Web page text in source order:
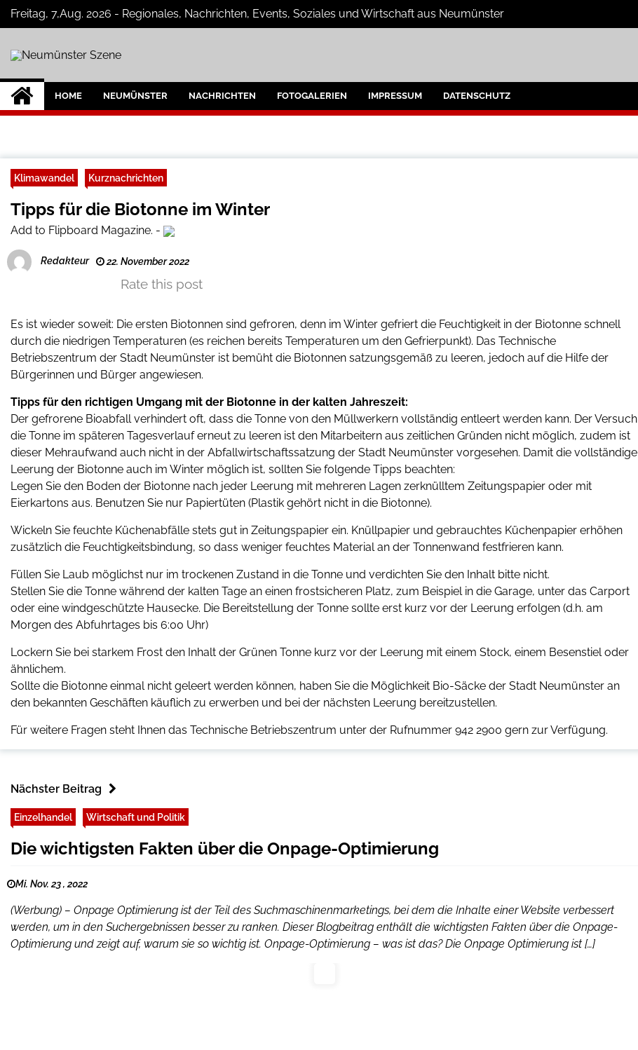
SkipFreitag, 7,Aug. 2026 - Regionales, Nachrichten, Events, Soziales und Wirtschaft aus Neumünster
Neumünster Szene
Neuigkeiten und Nachrichten aus Neumünster und Umgebung
HOME NEUMÜNSTER NACHRICHTEN FOTOGALERIEN IMPRESSUM DATENSCHUTZ
Klimawandel Kurznachrichten
Tipps für die Biotonne im Winter
Add to Flipboard Magazine. -
Redakteur 22. November 2022
Rate this post
Es ist wieder soweit: Die ersten Biotonnen sind gefroren, denn im Winter gefriert die Feuchtigkeit in der Biotonne schnell
durch die niedrigen Temperaturen (es reichen bereits Temperaturen um den Gefrierpunkt). Das Technische
Betriebszentrum der Stadt Neumünster ist bemüht die Biotonnen satzungsgemäß zu leeren, jedoch auf die Hilfe der
Bürgerinnen und Bürger angewiesen.
Tipps für den richtigen Umgang mit der Biotonne in der kalten Jahreszeit:
Der gefrorene Bioabfall verhindert oft, dass die Tonne von den Müllwerkern vollständig entleert werden kann. Der Versuch
die Tonne im späteren Tagesverlauf erneut zu leeren ist den Mitarbeitern aus zeitlichen Gründen nicht möglich, zudem ist
dieser Mehraufwand auch nicht in der Abfallwirtschaftssatzung der Stadt Neumünster vorgesehen. Damit die vollständige
Leerung der Biotonne auch im Winter möglich ist, sollten Sie folgende Tipps beachten:
Legen Sie den Boden der Biotonne nach jeder Leerung mit mehreren Lagen zerknülltem Zeitungspapier oder mit
Eierkartons aus. Benutzen Sie nur Papiertüten (Plastik gehört nicht in die Biotonne).
Wickeln Sie feuchte Küchenabfälle stets gut in Zeitungspapier ein. Knüllpapier und gebrauchtes Küchenpapier erhöhen
zusätzlich die Feuchtigkeitsbindung, so dass weniger feuchtes Material an der Tonnenwand festfrieren kann.
Füllen Sie Laub möglichst nur im trockenen Zustand in die Tonne und verdichten Sie den Inhalt bitte nicht.
Stellen Sie die Tonne während der kalten Tage an einen frostsicheren Platz, zum Beispiel in die Garage, unter das Carport
oder eine windgeschützte Hausecke. Die Bereitstellung der Tonne sollte erst kurz vor der Leerung erfolgen (d.h. am
Morgen des Abfuhrtages bis 6:00 Uhr)
Lockern Sie bei starkem Frost den Inhalt der Grünen Tonne kurz vor der Leerung mit einem Stock, einem Besenstiel oder
ähnlichem.
Sollte die Biotonne einmal nicht geleert werden können, haben Sie die Möglichkeit Bio-Säcke der Stadt Neumünster an
den bekannten Geschäften käuflich zu erwerben und bei der nächsten Leerung bereitzustellen.
Für weitere Fragen steht Ihnen das Technische Betriebszentrum unter der Rufnummer 942 2900 gern zur Verfügung.
Nächster Beitrag
Einzelhandel Wirtschaft und Politik
Die wichtigsten Fakten über die Onpage-Optimierung
Mi. Nov. 23 , 2022
(Werbung) – Onpage Optimierung ist der Teil des Suchmaschinenmarketings, bei dem die Inhalte einer Website verbessert
werden, um in den Suchergebnissen besser zu ranken. Dieser Blogbeitrag enthält die wichtigsten Fakten über die Onpage-
Optimierung und zeigt auf, warum sie so wichtig ist. Onpage-Optimierung – was ist das? Die Onpage Optimierung ist […]